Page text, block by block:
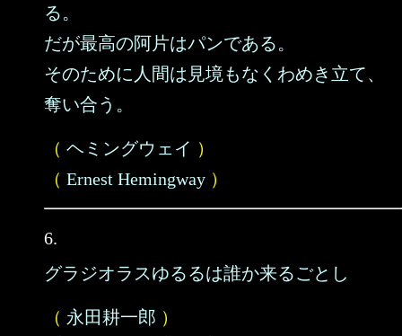
る。
だが最高の阿片はパンである。
そのために人間は見境もなくわめき立て、
奪い合う。
（ ヘミングウェイ ）
（ Ernest Hemingway ）
6.
グラジオラスゆるるは誰か来るごとし
（ 永田耕一郎 ）